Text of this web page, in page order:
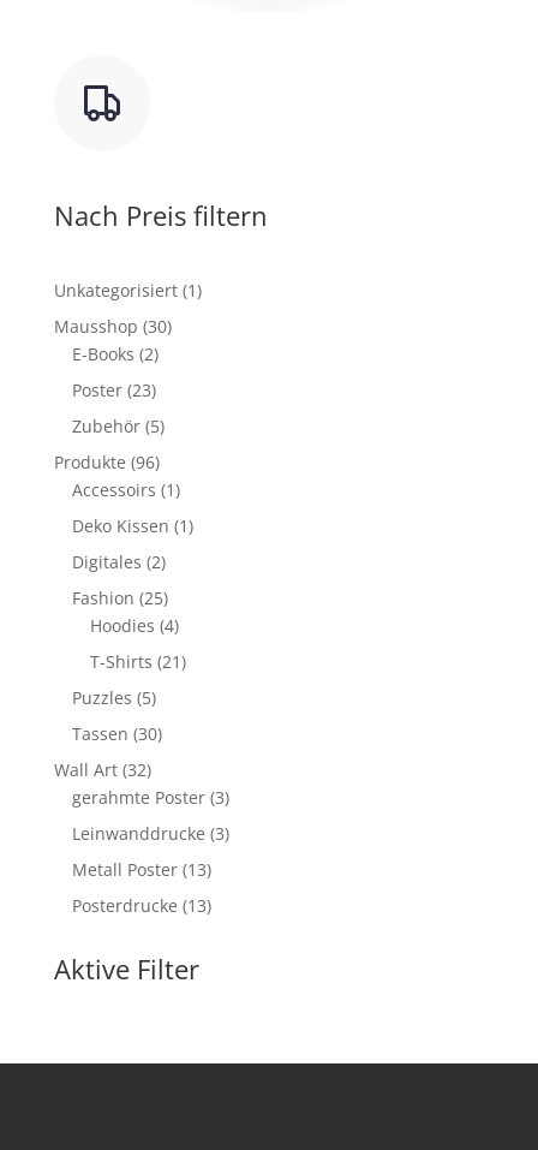
Nach Preis filtern
Unkategorisiert 11
Mausshop 3030
E-Books 22
Produkte
Poster 2323
Produkte
Zubehör 55
Produkte
Produkte 9696
Produkte
Accessoirs 11
Produkt
Deko Kissen 11
Digitales 22
Produkte
Fashion 2525
Produkte
Hoodies 44
Produkte
T-Shirts 2121
Puzzles 55
Produkte
Tassen 3030
Wall Art 3232
Produkte
gerahmte Poster 33
Produkte
Leinwanddrucke 33
Metall Poster 1313
Produkte
Posterdrucke 1313
Aktive Filter